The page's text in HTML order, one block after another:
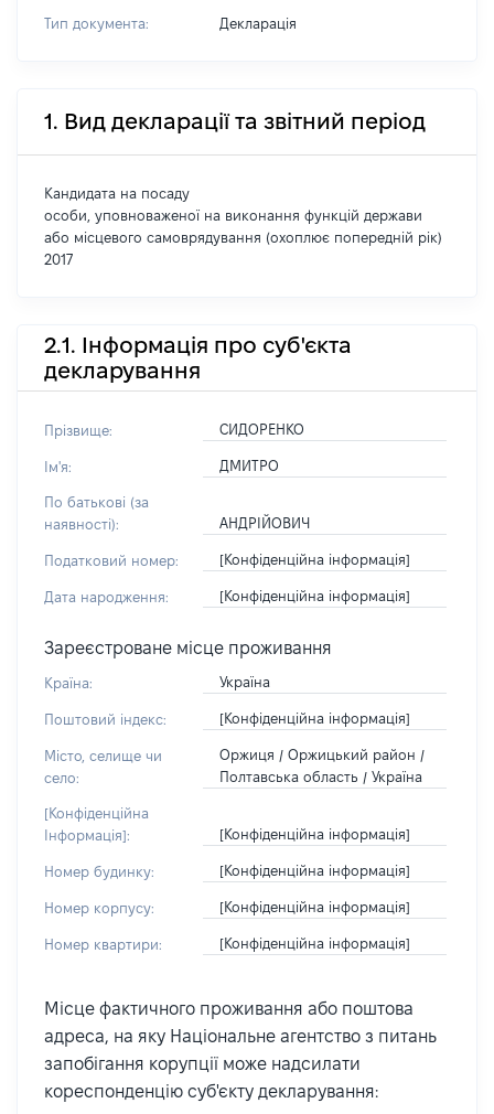
Тип документа: Декларація
1. Вид декларації та звітний період
Кандидата на посаду
особи, уповноваженої на виконання функцій держави
або місцевого самоврядування (охоплює попередній рік)
2017
2.1. Інформація про суб'єкта
декларування
Прізвище: СИДОРЕНКО
Ім'я: ДМИТРО
По батькові (за
наявності):
АНДРІЙОВИЧ
Податковий номер: [Конфіденційна інформація]
Дата народження: [Конфіденційна інформація]
Зареєстроване місце проживання
Країна: Україна
Поштовий індекс: [Конфіденційна інформація]
Місто, селище чи
село:
Оржиця / Оржицький район /
Полтавська область / Україна
[Конфіденційна
Інформація]:
[Конфіденційна інформація]
Номер будинку: [Конфіденційна інформація]
Номер корпусу: [Конфіденційна інформація]
Номер квартири: [Конфіденційна інформація]
Місце фактичного проживання або поштова
адреса, на яку Національне агентство з питань
запобігання корупції може надсилати
кореспонденцію суб'єкту декларування: